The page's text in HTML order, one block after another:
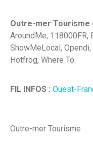
Outre-mer
AroundMe, 118000FR,
ShowMeLocal,
Hotfrog, Where To.
FIL INFOS : Ouest-
Outre-mer Tourisme